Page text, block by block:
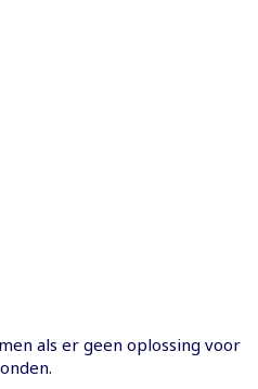
als er geen oplossing voor